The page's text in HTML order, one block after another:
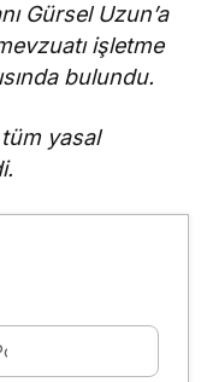
Gürsel Uzun’a
işletme
bulundu.
yasal